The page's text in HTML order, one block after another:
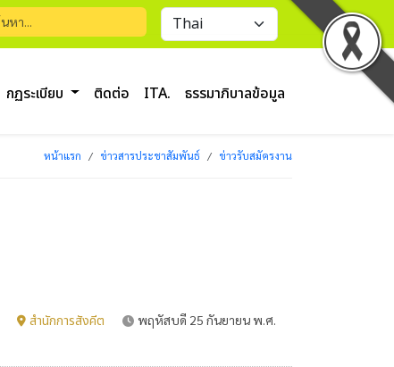
กฏระเบียบ ติดต่อ ITA. ธรรมาภิบาลข้อมูล
หน้าแรก ข่าวสารประชาสัมพันธ์ ข่าวรับสมัครงาน
สำนักการสังคีต
พฤหัสบดี 25 กันยายน พ.ศ.